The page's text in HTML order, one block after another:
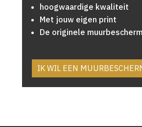
hoogwaardige kwaliteit
Met jouw eigen print
De originele
IK WIL EEN